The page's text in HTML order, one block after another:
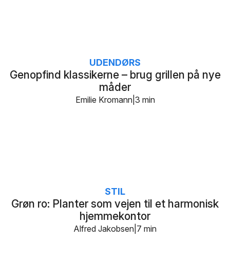
Genopfind klassikerne – brug grillen på nye
måder
UDENDØRS
3 min
Emilie Kromann
Grøn ro: Planter som vejen til et harmonisk
hjemmekontor
STIL
7 min
Alfred Jakobsen